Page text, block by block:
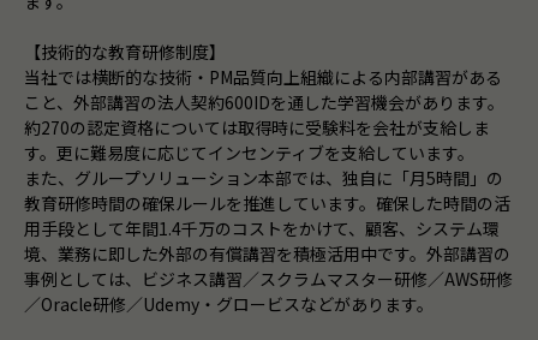
【技術的な教育研修制度】
当社では横断的な技術・PM品質向上組織による内部講習がある
こと、外部講習の法人契約600IDを通した学習機会があります。
約270の認定資格については取得時に受験料を会社が支給しま
す。更に難易度に応じてインセンティブを支給しています。
また、グループソリューション本部では、独自に「月5時間」の
教育研修時間の確保ルールを推進しています。確保した時間の活
用手段として年間1.4千万のコストをかけて、顧客、システム環
境、業務に即した外部の有償講習を積極活用中です。外部講習の
事例としては、ビジネス講習／スクラムマスター研修／AWS研修
／Oracle研修／Udemy・グロービスなどがあります。